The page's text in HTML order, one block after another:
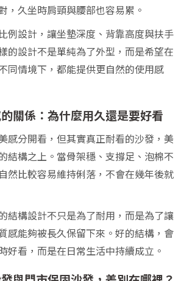
，久坐時肩頸與腰部也容易累。
例設計，讓坐墊深度、背靠高度與扶手
的設計不是單純為了外型，而是希望在
同情境下，都能提供更自然的使用感
關係：為什麼用久還是要好看
感分開看，但其實真正耐看的沙發，美
結構之上。當骨架穩、支撐足、泡棉不
然比較容易維持俐落，不會在幾年後就
結構設計不只是為了耐用，而是為了讓
感能夠被長久保留下來。好的結構，會
好看，而是在日常生活中持續成立。